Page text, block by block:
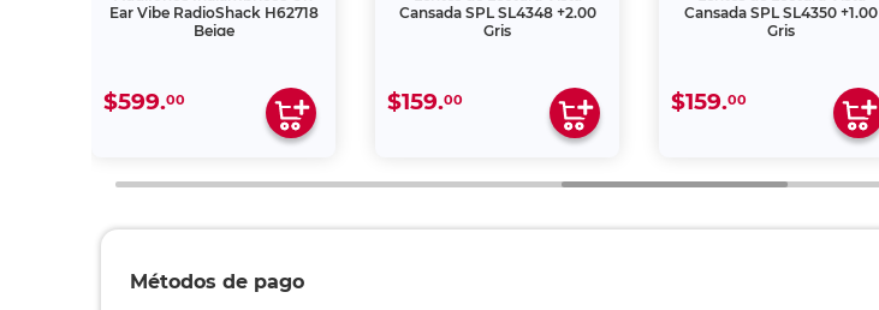
Ear Vibe RadioShack H62718
Beige
$599.00
Cansada SPL SL4348 +2.00
Gris
$159.00
Cansada SPL SL4350 +1.00
Gris
$159.00
Métodos de pago